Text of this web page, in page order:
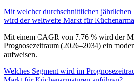
Mit welcher durchschnittlichen jährlichen
wird der weltweite Markt für
Mit einem CAGR von 7,76 % wird der
Prognosezeitraum (2026–2034) ein
aufweisen.
Welches Segment wird im